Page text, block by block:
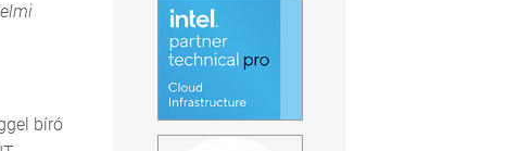
bíró